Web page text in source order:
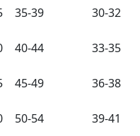
35-39 30-32
40-44 33-35
45-49 36-38
50-54 39-41